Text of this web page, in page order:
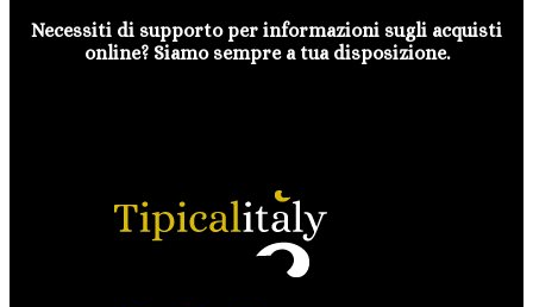
Necessiti di supporto per informazioni sugli acquisti
online? Siamo sempre a tua disposizione.